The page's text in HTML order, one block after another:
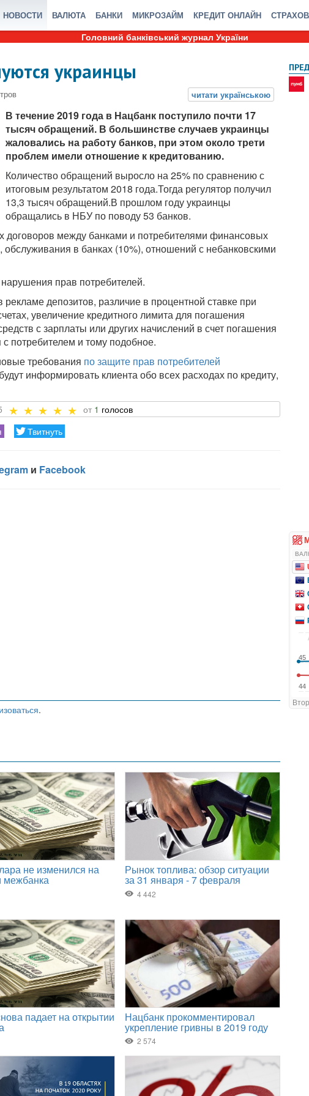
НОВОСТИ ВАЛЮТА БАНКИ МИКРОЗАЙМ КРЕДИТ ОНЛАЙН
Головний банківський журнал України
украинцы
В течение 2019 года в Нацбанк поступило почти 17
тысяч обращений. В большинстве случаев украинцы
жаловались на работу банков, при этом около трети
проблем имели отношение к кредитованию.
Количество обращений выросло на 25% по сравнению с
итоговым результатом 2018 года.Тогда регулятор получил
13,3 тысяч обращений.В прошлом году украинцы
обращались в НБУ по поводу 53 банков.
договоров между банками и потребителями финансовых
в банках (10%), отношений с небанковскими
прав потребителей.
депозитов, различие в процентной ставке при
увеличение кредитного лимита для погашения
с зарплаты или других начислений в счет погашения
потребителем и тому подобное.
требования по защите прав потребителей
информировать клиента обо всех расходах по кредиту,
1
.